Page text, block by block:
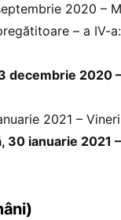
2020 – Marți,
– a IV-
decembrie 2020
– Vineri, 29
30 ianuarie 2021